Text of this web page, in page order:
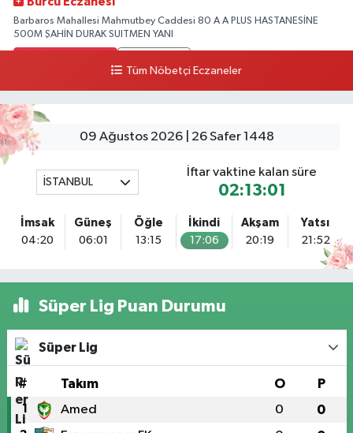
Barbaros Mahallesi Mahmutbey Caddesi 80 A A PLUS HASTANESİNE
500M ŞAHİN DURAK SUITMEN YANI
Akşemsettin Mahallesi Akdeniz Caddesi No:12 A 41.01948179055185,
28.946705949073934
Tersane İstanbul Eczanesi
Camiikebir Mahallesi Taşkızak Tersanesi Caddesi 6 6B Tersane İstanbul
içerisi ama yol üzerinde
Fetih Mahallesi Hicazkar (Örnek Mah) Sokak Bağkur Sitesi No:10 1A
Yaman Eczanesi
Site Mahallesi Kaptanoğlu Okul Sokak No:44 A
Tüm Nöbetçi Eczaneler
09 Ağustos 2026 | 26 Safer 1448
İSTANBUL
İftar vaktine kalan süre
02:13:01
İmsak
04:20
Güneş
06:01
Öğle
13:15
İkindi
17:06
Akşam
20:19
Yatsı
21:52
Süper Lig Puan Durumu
Süper Lig
# Takım O P
1 Amed 0 0